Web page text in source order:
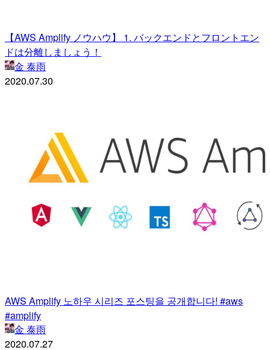
【AWS Amplify ノウハウ】 1. バックエンドとフロントエン
ドは分離しましょう！
金 泰雨
2020.07.30
AWS Amplify 노하우 시리즈 포스팅을 공개합니다! #aws
#amplify
金 泰雨
2020.07.27